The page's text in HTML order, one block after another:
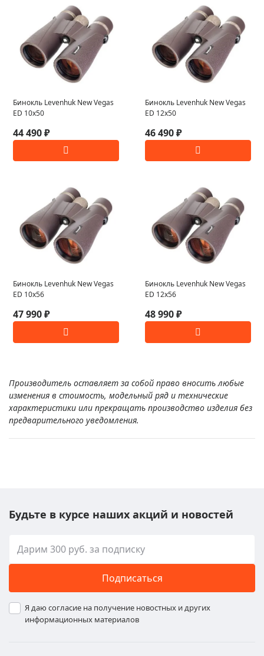
Бинокль Levenhuk New Vegas
ED 10x50
44 490 ₽
Бинокль Levenhuk New Vegas
ED 12x50
46 490 ₽
Бинокль Levenhuk New Vegas
ED 10x56
47 990 ₽
Бинокль Levenhuk New Vegas
ED 12x56
48 990 ₽
Производитель оставляет за собой право вносить любые
изменения в стоимость, модельный ряд и технические
характеристики или прекращать производство изделия без
предварительного уведомления.
Будьте в курсе наших акций и новостей
Подписаться
Я даю согласие на получение новостных и других
информационных материалов